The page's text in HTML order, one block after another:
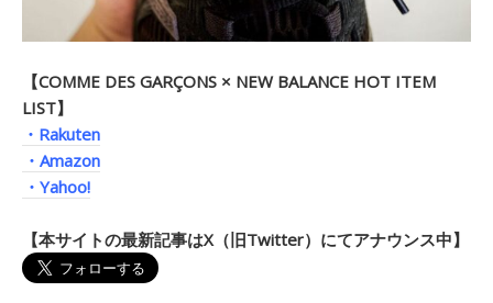
【COMME DES GARÇONS × NEW BALANCE HOT ITEM
LIST】
・Rakuten
・Amazon
・Yahoo!
【本サイトの最新記事はX（旧Twitter）にてアナウンス中】